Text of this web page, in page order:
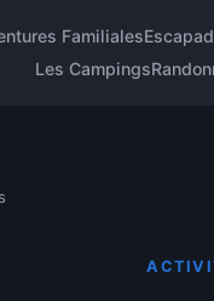
Familiales
Les Campings